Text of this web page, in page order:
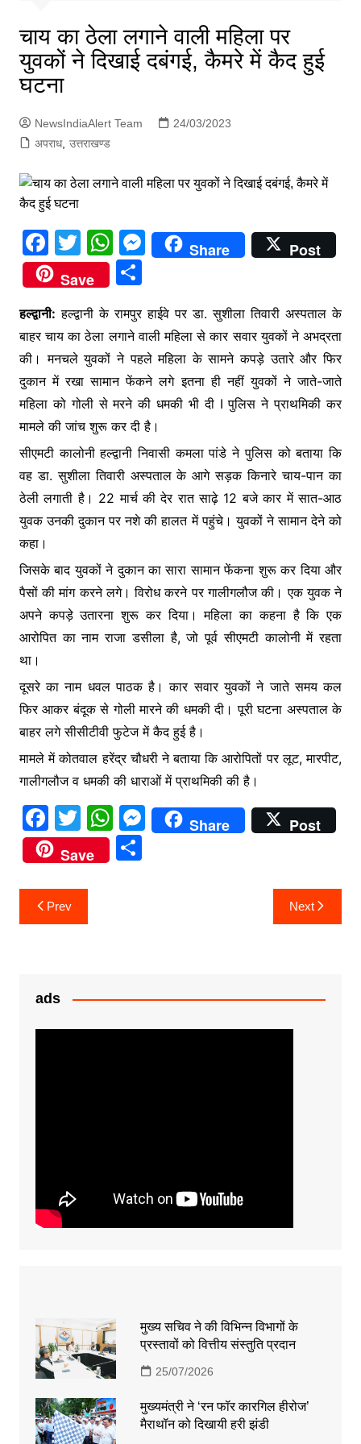
चाय का ठेला लगाने वाली महिला पर
युवकों ने दिखाई दबंगई, कैमरे में कैद हुई
घटना
NewsIndiaAlert Team
24/03/2023
अपराध, उत्तराखण्ड
F
a
c
e
b
o
o
k
T
w
itt
er
W
h
at
s
A
p
p
M
e
s
e
n
g
er
Share
Post
Save
S
ar
e
हल्‍द्वानी: हल्‍द्वानी के रामपुर हाईवे पर डा. सुशीला तिवारी अस्पताल के
बाहर चाय का ठेला लगाने वाली महिला से कार सवार युवकों ने अभद्रता
की। मनचले युवकों ने पहले महिला के सामने कपड़े उतारे और फिर
दुकान में रखा सामान फेंकने लगे इतना ही नहीं युवकों ने जाते-जाते
महिला को गोली से मरने की धमकी भी दी I पुलिस ने प्राथमिकी कर
मामले की जांच शुरू कर दी है।
सीएमटी कालोनी हल्द्वानी निवासी कमला पांडे ने पुलिस को बताया कि
वह डा. सुशीला तिवारी अस्पताल के आगे सड़क किनारे चाय-पान का
ठेली लगाती है। 22 मार्च की देर रात साढ़े 12 बजे कार में सात-आठ
युवक उनकी दुकान पर नशे की हालत में पहुंचे। युवकों ने सामान देने को
कहा।
जिसके बाद युवकों ने दुकान का सारा सामान फेंकना शुरू कर दिया और
पैसों की मांग करने लगे। विरोध करने पर गालीगलौज की। एक युवक ने
अपने कपड़े उतारना शुरू कर दिया। महिला का कहना है कि एक
आरोपित का नाम राजा डसीला है, जो पूर्व सीएमटी कालोनी में रहता
था।
दूसरे का नाम धवल पाठक है। कार सवार युवकों ने जाते समय कल
फिर आकर बंदूक से गोली मारने की धमकी दी। पूरी घटना अस्पताल के
बाहर लगे सीसीटीवी फुटेज में कैद हुई है।
मामले में कोतवाल हरेंद्र चौधरी ने बताया कि आरोपितों पर लूट, मारपीट,
गालीगलौज व धमकी की धाराओं में प्राथमिकी की है।
F
a
c
e
b
k
T
w
itt
er
W
h
at
M
e
er
Share
Post
Save
S
Post
navigation
Prev Next
ads
मुख्य सचिव ने की विभिन्न विभागों के
प्रस्तावों को वित्तीय संस्तुति प्रदान
25/07/2026
मुख्यमंत्री ने ‘रन फॉर कारगिल हीरोज’
मैराथॉन को दिखायी हरी झंडी